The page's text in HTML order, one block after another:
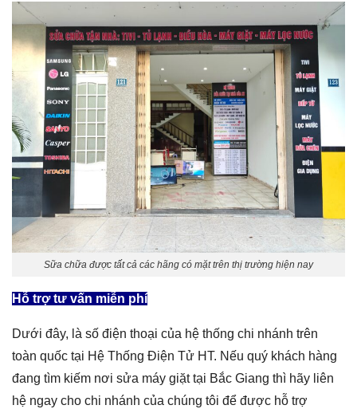
Sữa chữa được tất cả các hãng có mặt trên thị trường hiện nay
Hỗ trợ tư vấn miễn phí
Dưới đây, là số điện thoại của hệ thống chi nhánh trên
toàn quốc tại Hệ Thống Điện Tử HT. Nếu quý khách hàng
đang tìm kiếm nơi sửa máy giặt tại Bắc Giang thì hãy liên
hệ ngay cho chi nhánh của chúng tôi để được hỗ trợ